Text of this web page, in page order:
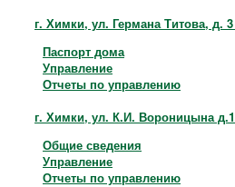
г. Химки, ул. Германа Титова, д. 3
Паспорт дома
Управление
Отчеты по управлению
г. Химки, ул. К.И. Вороницына д.1
Общие сведения
Управление
Отчеты по управлению